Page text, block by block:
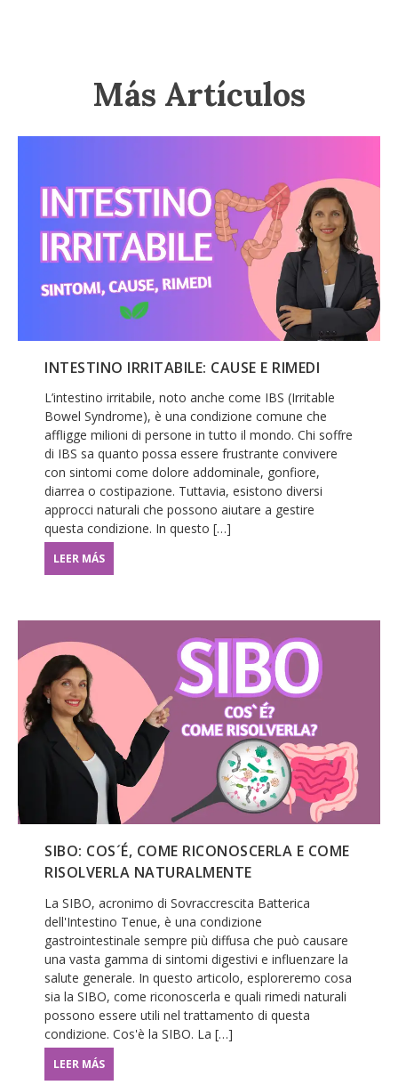
Más Artículos
INTESTINO IRRITABILE: CAUSE E RIMEDI
L’intestino irritabile, noto anche come IBS (Irritable
Bowel Syndrome), è una condizione comune che
affligge milioni di persone in tutto il mondo. Chi soffre
di IBS sa quanto possa essere frustrante convivere
con sintomi come dolore addominale, gonfiore,
diarrea o costipazione. Tuttavia, esistono diversi
approcci naturali che possono aiutare a gestire
questa condizione. In questo […]
LEER MÁS
SIBO: COS´É, COME RICONOSCERLA E COME
RISOLVERLA NATURALMENTE
La SIBO, acronimo di Sovraccrescita Batterica
dell'Intestino Tenue, è una condizione
gastrointestinale sempre più diffusa che può causare
una vasta gamma di sintomi digestivi e influenzare la
salute generale. In questo articolo, esploreremo cosa
sia la SIBO, come riconoscerla e quali rimedi naturali
possono essere utili nel trattamento di questa
condizione. Cos'è la SIBO. La […]
LEER MÁS